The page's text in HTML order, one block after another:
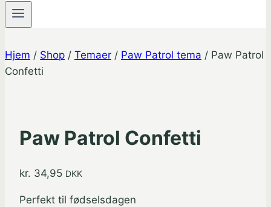
Hjem / Shop / Temaer / Paw Patrol tema / Paw Patrol
Confetti
Paw Patrol Confetti
kr. 34,95 DKK
Perfekt til fødselsdagen